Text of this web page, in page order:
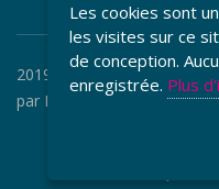
2019-2026 © BIO'VET -
par MEDIA VETO
Les cookies sont
les visites sur ce
de conception.
enregistrée. Plus